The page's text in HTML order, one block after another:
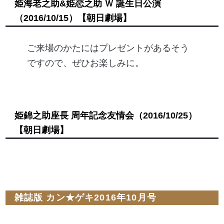
姫海老之助&姫恋之助 Ｗ 誕生日公演
（2016/10/15）
【朝日劇場】
ご来場のかたにはプレゼントがあるそう
ですので、ぜひお楽しみに。
姫錦之助座長 周年記念友情会（2016/10/25）
【朝日劇場】
雑誌版 カン★ゲキ2016年10月号